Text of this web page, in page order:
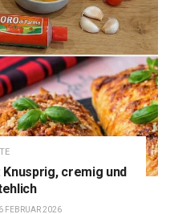
cremig und
FEBRUAR 2026